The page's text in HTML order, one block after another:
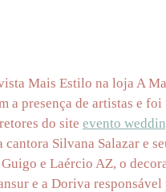
Mais Estilo na loja A
a presença de artistas e
do site evento
cantora Silvana Salazar e
e Laércio AZ, o
e a Doriva